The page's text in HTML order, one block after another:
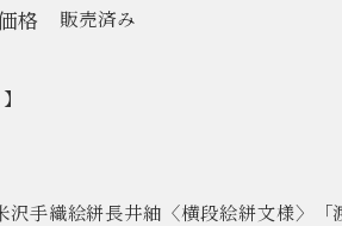
格 販売済み
沢手織絵絣長井紬〈横段絵絣文様〉「